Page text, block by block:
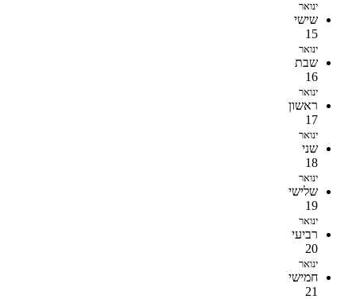
ינואר
שישי
15
ינואר
שבת
16
ינואר
ראשון
17
ינואר
שני
18
ינואר
שלישי
19
ינואר
רביעי
20
ינואר
חמישי
21